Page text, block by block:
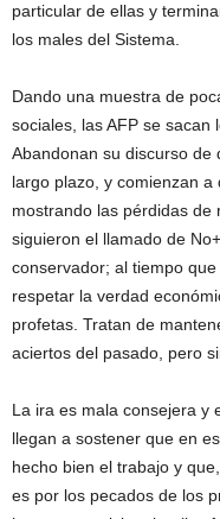
particular de ellas y
los males del Sistema.
Dando una muestra de
sociales, las AFP se
Abandonan su discurso de
largo plazo, y comienzan
mostrando las pérdidas
siguieron el llamado de
conservador; al tiempo
respetar la verdad
profetas. Tratan de
aciertos del pasado, pero
La ira es mala consejera y
llegan a sostener que en
hecho bien el trabajo y
es por los pecados de los